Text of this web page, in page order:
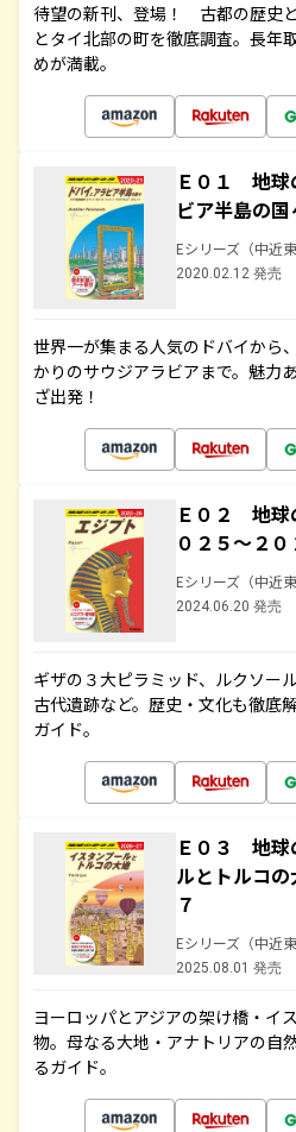
待望の新刊、登場！ 古都の歴史
とタイ北部の町を徹底調査。長年
めが満載。
Ｅ０１ 地球
ビア半島の
Eシリーズ（中近
2020.02.12 発売
世界一が集まる人気のドバイから
かりのサウジアラビアまで。魅力
ざ出発！
Ｅ０２ 地
０２５～２０
Eシリーズ（中近
2024.06.20 発売
ギザの３大ピラミッド、ルクソー
古代遺跡など。歴史・文化も徹底
ガイド。
Ｅ０３ 地球
ルとトルコ
７
Eシリーズ（中近
2025.08.01 発売
ヨーロッパとアジアの架け橋・イ
物。母なる大地・アナトリアの自
るガイド。